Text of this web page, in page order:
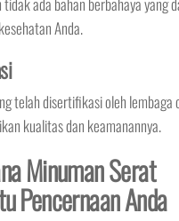
Anda.
telah disertifikasi oleh
kualitas dan keamanannya.
Minuman Serat
Pencernaan Anda